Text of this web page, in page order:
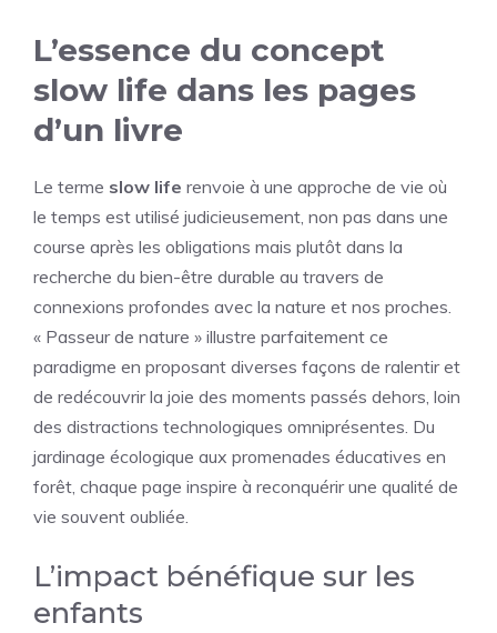
L’essence du concept
slow life dans les pages
d’un livre
Le terme slow life renvoie à une approche de vie où
le temps est utilisé judicieusement, non pas dans une
course après les obligations mais plutôt dans la
recherche du bien-être durable au travers de
connexions profondes avec la nature et nos proches.
« Passeur de nature » illustre parfaitement ce
paradigme en proposant diverses façons de ralentir et
de redécouvrir la joie des moments passés dehors, loin
des distractions technologiques omniprésentes. Du
jardinage écologique aux promenades éducatives en
forêt, chaque page inspire à reconquérir une qualité de
vie souvent oubliée.
L’impact bénéfique sur les
enfants